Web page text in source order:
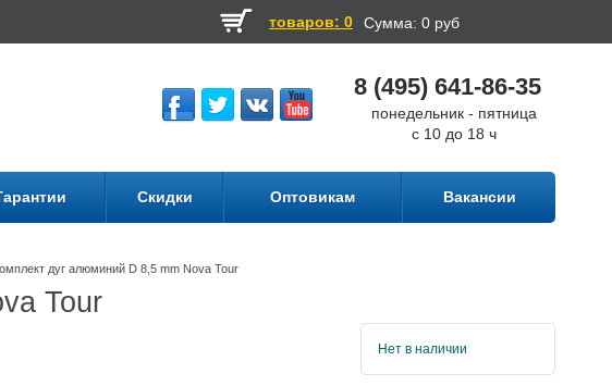
товаров: 0 Сумма: 0 руб
8 (495) 641-86-35
понедельник - пятница
с 10 до 18 ч
Скидки Оптовикам Вакансии
дуг алюминий D 8,5 mm Nova Tour
Tour
Нет в наличии